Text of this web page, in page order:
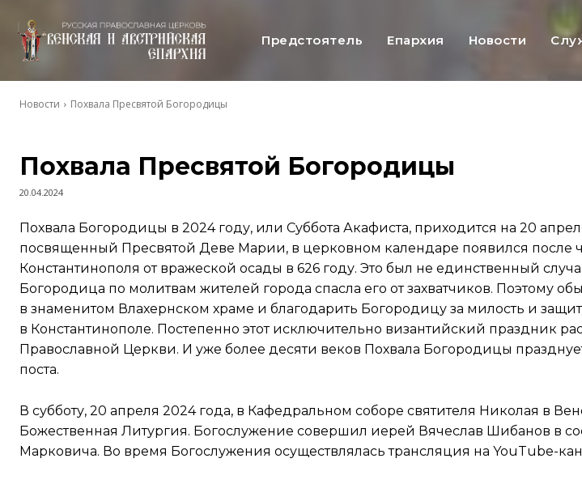
Предстоятель Епархия Новости
Новости Похвала Пресвятой Богородицы
Похвала Пресвятой Богородицы
20.04.2024
Похвала Богородицы в 2024 году, или Суббота Акафиста, приходится на 20
посвященный Пресвятой Деве Марии, в церковном календаре появился после
Константинополя от вражеской осады в 626 году. Это был не единственный
Богородица по молитвам жителей города спасла его от захватчиков. Поэтому
в знаменитом Влахернском храме и благодарить Богородицу за милость и
в Константинополе. Постепенно этот исключительно византийский праздник
Православной Церкви. И уже более десяти веков Похвала Богородицы
поста.
В субботу, 20 апреля 2024 года, в Кафедральном соборе святителя Николая в
Божественная Литургия. Богослужение совершил иерей Вячеслав Шибанов в
Марковича. Во время Богослужения осуществлялась трансляция на YouTube-